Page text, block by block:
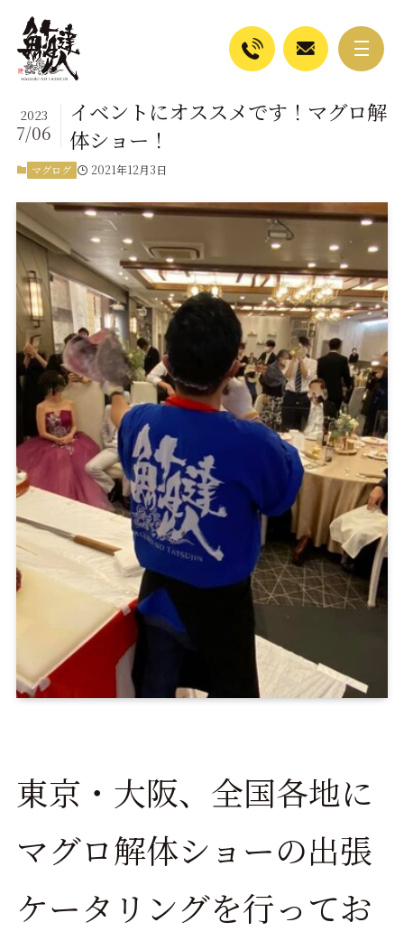
イベントにオススメです！マグロ解
体ショー！
2023
7/06
マグログ 2021年12月3日
東京・大阪、全国各地に
マグロ解体ショーの出張
ケータリングを行ってお